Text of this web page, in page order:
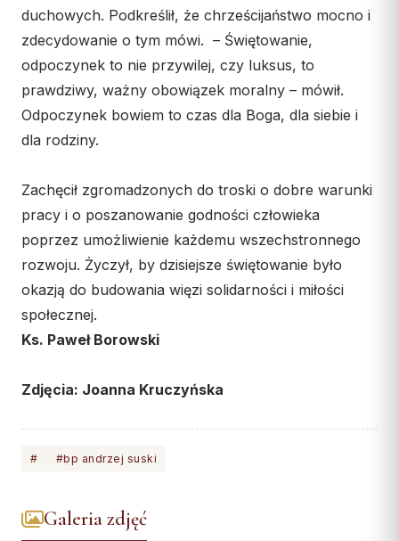
duchowych. Podkreślił, że chrześcijaństwo mocno i
zdecydowanie o tym mówi. – Świętowanie,
odpoczynek to nie przywilej, czy luksus, to
prawdziwy, ważny obowiązek moralny – mówił.
Odpoczynek bowiem to czas dla Boga, dla siebie i
dla rodziny.
Zachęcił zgromadzonych do troski o dobre warunki
pracy i o poszanowanie godności człowieka
poprzez umożliwienie każdemu wszechstronnego
rozwoju. Życzył, by dzisiejsze świętowanie było
okazją do budowania więzi solidarności i miłości
społecznej.
Ks. Paweł Borowski
Zdjęcia: Joanna Kruczyńska
# #bp andrzej suski
Galeria zdjęć